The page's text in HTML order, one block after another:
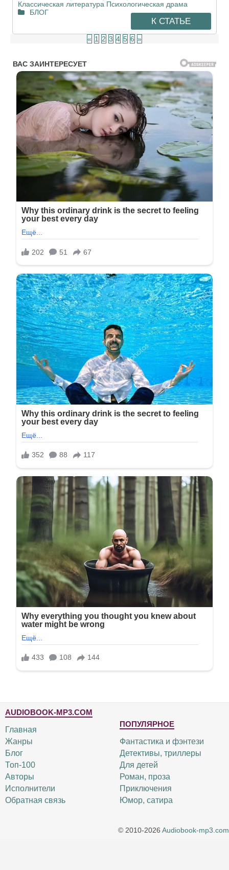
Классическая литература Психологическая драма
БЛОГ
К СТАТЬЕ
« 1 2 3 4 5 6 »
AUDIOBOOK-MP3.COM
Главная
Жанры
Блог
Топ-100
Авторы
Исполнители
Обратная связь
ПОПУЛЯРНОЕ
Фантастика и фэнтези
Детективы, триллеры
Для детей
Роман, проза
Приключения
Юмор, сатира
© 2010-2026 Audiobook-mp3.com